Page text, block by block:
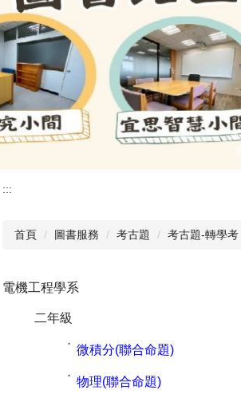
:::
首頁 圖書服務 考古題 考古題-轉學考
電機工程學系
二年級
˙ 微積分(聯合命題)
˙ 物理(聯合命題)